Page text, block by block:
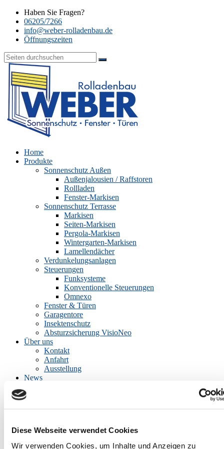
Diese Webseite verwendet Cookies
Wir verwenden Cookies, um Inhalte und Anzeigen zu
Haben Sie Fragen?
06205/7266
info@weber-rolladenbau.de
Öffnungszeiten
Home
Produkte
Sonnenschutz Außen
Außenjalousien / Raffstoren
Rollladen
Fenster-Markisen
Sonnenschutz Terrasse
Markisen
Seiten-Markisen
Pergola-Markisen
Wintergarten-Markisen
Lamellendächer
Verdunkelungsanlagen
Steuerungen
Funksysteme
Konventionelle Steuerungen
Omnexo
Fenster & Türen
Garagentore
Insektenschutz
Absturzsicherung VisioNeo
Über uns
Kontakt
Anfahrt
Ausstellung
News
Ihr Projekt
Sie sind hier:Home »News»Förderung für Ihre Sanierung Teil 2: